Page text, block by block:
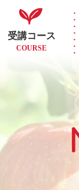
受講コース
COURSE